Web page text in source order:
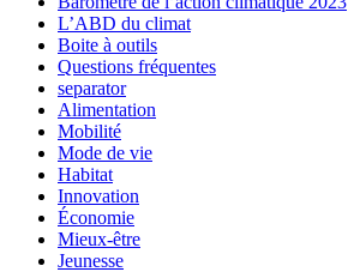
L’ABD du climat
Boite à outils
Questions fréquentes
separator
Alimentation
Mobilité
Mode de vie
Habitat
Innovation
Économie
Mieux-être
Jeunesse